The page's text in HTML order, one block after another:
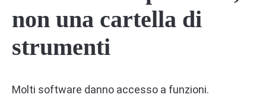
non una cartella di
strumenti
Molti software danno accesso a funzioni.